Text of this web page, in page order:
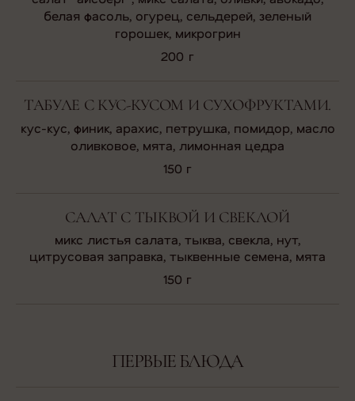
белая фасоль, огурец, сельдерей, зеленый
горошек, микрогрин
200 г
ТАБУЛЕ С КУС-КУСОМ И СУХОФРУКТАМИ.
кус-кус, финик, арахис, петрушка, помидор, масло
оливковое, мята, лимонная цедра
150 г
САЛАТ С ТЫКВОЙ И СВЕКЛОЙ
микс листья салата, тыква, свекла, нут,
цитрусовая заправка, тыквенные семена, мята
150 г
ПЕРВЫЕ БЛЮДА